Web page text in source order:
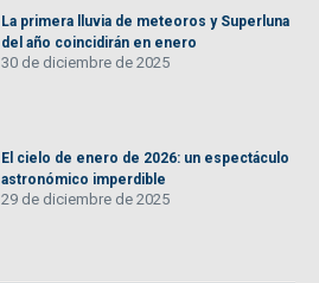
La primera lluvia de meteoros y Superluna
del año coincidirán en enero
30 de diciembre de 2025
El cielo de enero de 2026: un espectáculo
astronómico imperdible
29 de diciembre de 2025